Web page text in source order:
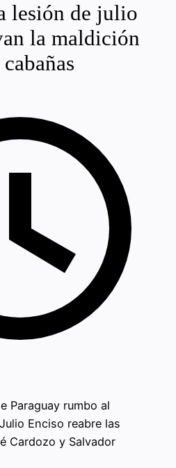
lesión de julio
la maldición
Paraguay rumbo al
Enciso reabre las
Cardozo y Salvador